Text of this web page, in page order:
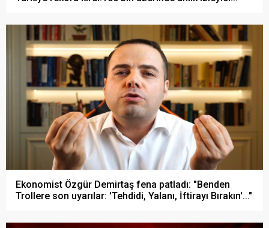
Ekonomist Özgür Demirtaş fena patladı: "Benden
Trollere son uyarılar: 'Tehdidi, Yalanı, İftirayı Bırakın'..."